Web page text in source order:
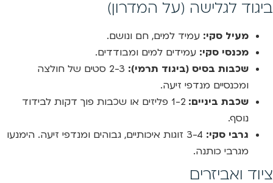
ביגוד לגלישה (על המדרון)
מעיל סקי: עמיד למים, חם ונושם.
מכנסי סקי: עמידים למים ומבודדים.
שכבות בסיס (ביגוד תרמי):
2-3 סטים של חולצה
ומכנסיים מנדפי זיעה.
שכבת ביניים:
1-2 פליזים או שכבות פוך דקות לבידוד
נוסף.
גרבי סקי:
3-4 זוגות איכותיים, גבוהים ומנדפי זיעה. הימנעו
מגרבי כותנה.
ציוד ואביזרים